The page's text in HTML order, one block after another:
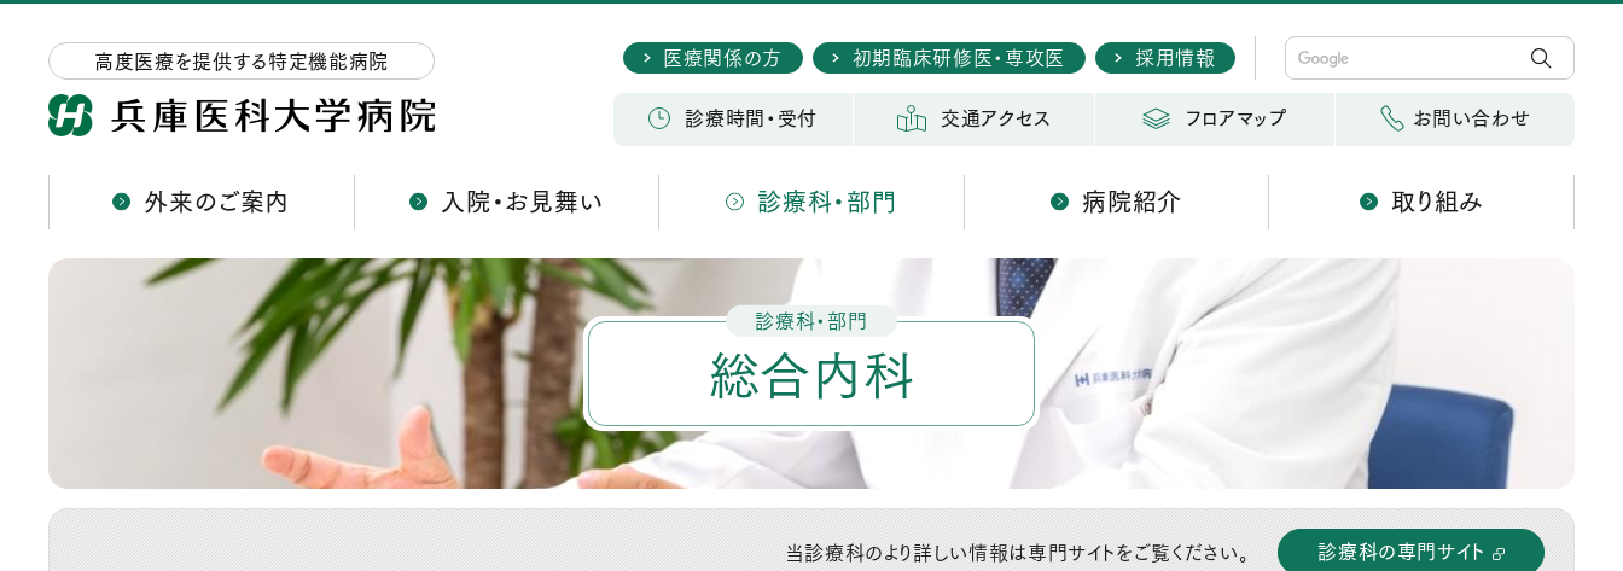
高度医療を提供する特定機能病院 医療関係の方 初期臨床研修医・専攻医 採用情報
検 索
診療時間・受付 交通アクセス フロアマップ お問い合わせ
外来のご案内 入院・お見舞い 診療科・部門 病院紹介 取り組み
診療科・部門
総合内科
当診療科のより詳しい情報は専門サイトをご覧ください。 診療科の専門サイト